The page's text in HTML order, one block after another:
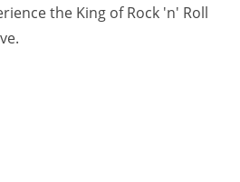
the King of Rock 'n' Roll